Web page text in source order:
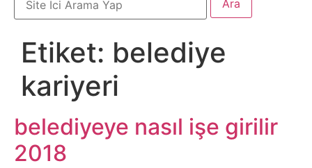
Arabalar
Bankacılık
İşlemleri
Belgesel
Bilgi
Etiket: belediye
kariyeri
belediyeye nasıl işe girilir
2018